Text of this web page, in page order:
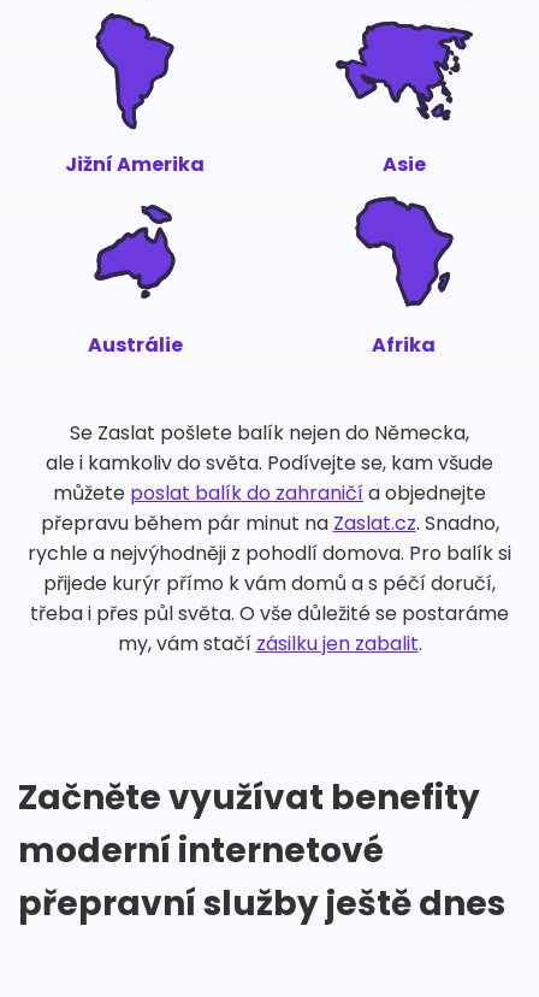
Jižní Amerika Asie
Austrálie Afrika
Se Zaslat pošlete balík nejen do Německa,
ale i kamkoliv do světa. Podívejte se, kam všude
můžete poslat balík do zahraničía objednejte
přepravu během pár minut na Zaslat.cz. Snadno,
rychle a nejvýhodněji z pohodlí domova. Pro balík si
přijede kurýr přímo k vám domů a s péčí doručí,
třeba i přes půl světa. O vše důležité se postaráme
my, vám stačí zásilku jen zabalit.
Začněte využívat benefity
moderní internetové
přepravní služby ještě dnes